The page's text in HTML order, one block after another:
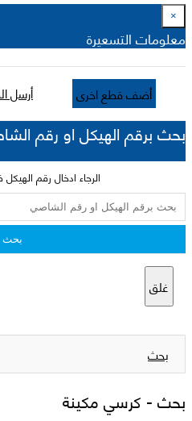
×
معلومات التسعيرة
أضف قطع اخرى أرسل
بحث برقم الهيكل او رقم
الرجاء ادخال رقم
بحث
غلق
بحث
بحث - كرسي مكينة